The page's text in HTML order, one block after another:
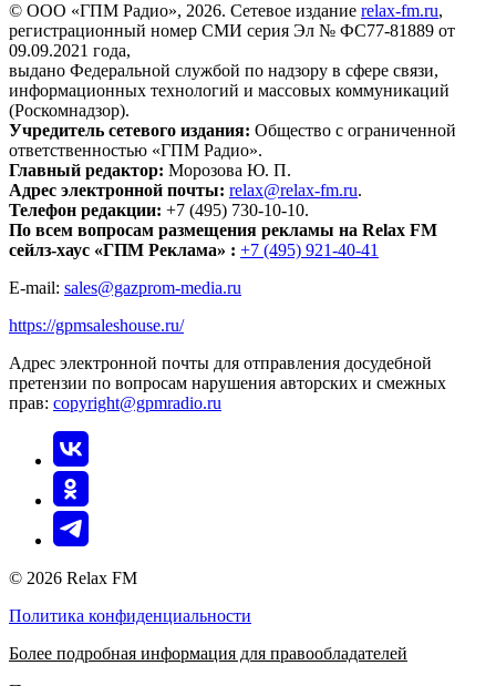
© ООО «ГПМ Радио», 2026. Сетевое издание relax-fm.ru,
регистрационный номер СМИ серия Эл № ФС77-81889 от
09.09.2021 года,
выдано Федеральной службой по надзору в сфере связи,
информационных технологий и массовых коммуникаций
(Роскомнадзор).
Учредитель сетевого издания: Общество с ограниченной
ответственностью «ГПМ Радио».
Главный редактор: Морозова Ю. П.
Адрес электронной почты: relax@relax-fm.ru.
Телефон редакции: +7 (495) 730-10-10.
По всем вопросам размещения рекламы на Relax FM
сейлз-хаус «ГПМ Реклама» : +7 (495) 921-40-41
E-mail: sales@gazprom-media.ru
https://gpmsaleshouse.ru/
Адрес электронной почты для отправления досудебной
претензии по вопросам нарушения авторских и смежных
прав: copyright@gpmradio.ru
© 2026 Relax FM
Политика конфиденциальности
Более подробная информация для правообладателей